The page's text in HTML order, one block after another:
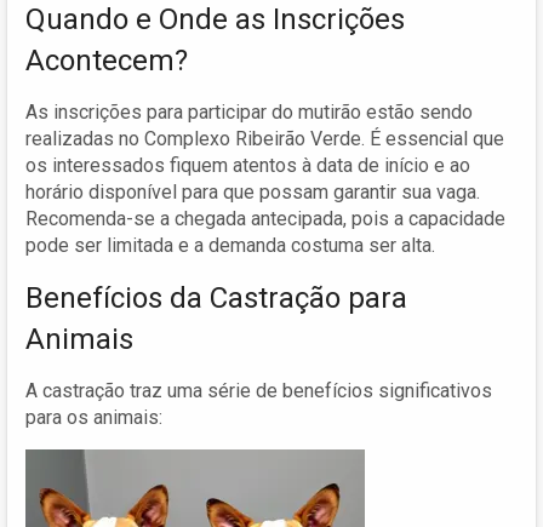
Quando e Onde as Inscrições
Acontecem?
As inscrições para participar do mutirão estão sendo
realizadas no Complexo Ribeirão Verde. É essencial que
os interessados fiquem atentos à data de início e ao
horário disponível para que possam garantir sua vaga.
Recomenda-se a chegada antecipada, pois a capacidade
pode ser limitada e a demanda costuma ser alta.
Benefícios da Castração para
Animais
A castração traz uma série de benefícios significativos
para os animais: